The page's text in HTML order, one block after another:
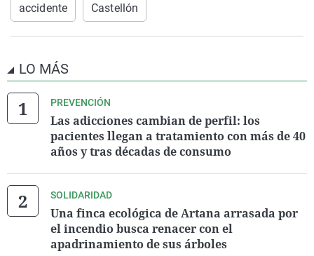
accidente Castellón
LO MÁS
PREVENCIÓN
Las adicciones cambian de perfil: los
pacientes llegan a tratamiento con más de 40
años y tras décadas de consumo
SOLIDARIDAD
Una finca ecológica de Artana arrasada por
el incendio busca renacer con el
apadrinamiento de sus árboles